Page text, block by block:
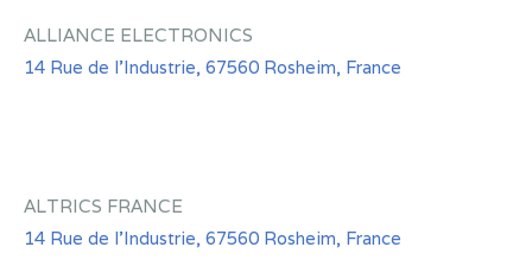
ALLIANCE ELECTRONICS
14 Rue de l'Industrie, 67560 Rosheim, France
ALTRICS FRANCE
14 Rue de l'Industrie, 67560 Rosheim, France